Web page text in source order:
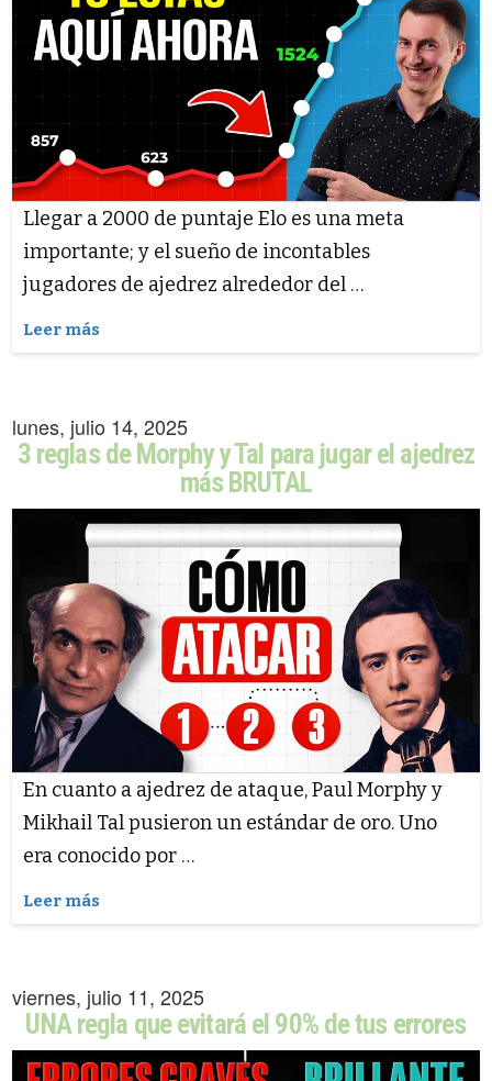
Llegar a 2000 de puntaje Elo es una meta
importante; y el sueño de incontables
jugadores de ajedrez alrededor del …
Leer más
lunes, julio 14, 2025
3 reglas de Morphy y Tal para jugar el ajedrez
más BRUTAL
En cuanto a ajedrez de ataque, Paul Morphy y
Mikhail Tal pusieron un estándar de oro. Uno
era conocido por …
Leer más
viernes, julio 11, 2025
UNA regla que evitará el 90% de tus errores